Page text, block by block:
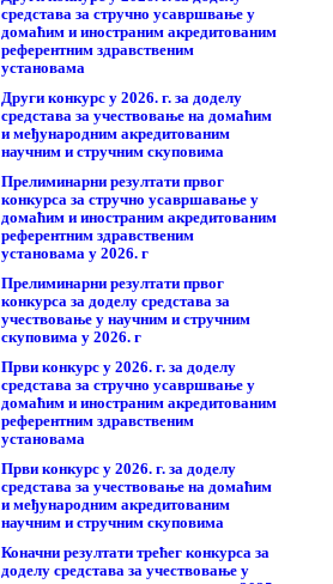
средстава за стручно усавршвање у
домаћим и иностраним акредитованим
референтним здравственим
установама
Други конкурс у 2026. г. за доделу
средстава за учествовање на домаћим
и међународним акредитованим
научним и стручним скуповима
Прелиминарни резултати првог
конкурса за стручно усавршавање у
домаћим и иностраним акредитованим
референтним здравственим
установама у 2026. г
Прелиминарни резултати првог
конкурса за доделу средстава за
учествовање у научним и стручним
скуповима у 2026. г
Први конкурс у 2026. г. за доделу
средстава за стручно усавршвање у
домаћим и иностраним акредитованим
референтним здравственим
установама
Први конкурс у 2026. г. за доделу
средстава за учествовање на домаћим
и међународним акредитованим
научним и стручним скуповима
Коначни резултати трећег конкурса за
доделу средстава за учествовање у